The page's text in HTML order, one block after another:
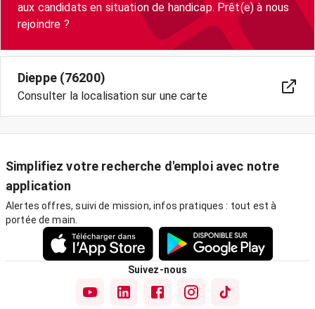
aux candidats en situation de handicap. Prêt(e) à nous
Dieppe (76200)
Consulter la localisation sur une carte
Simplifiez votre recherche d'emploi avec notre
application
Alertes offres, suivi de mission, infos pratiques : tout est à
portée de main.
Suivez-nous